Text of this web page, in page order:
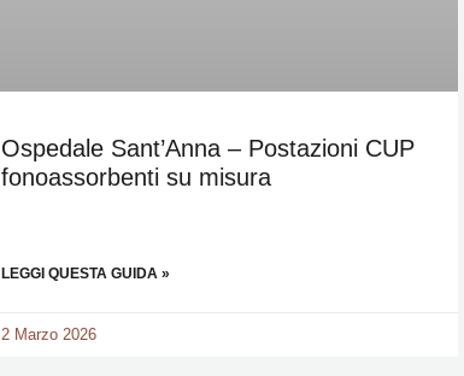
Ospedale Sant’Anna – Postazioni CUP
fonoassorbenti su misura
LEGGI QUESTA GUIDA »
2 Marzo 2026